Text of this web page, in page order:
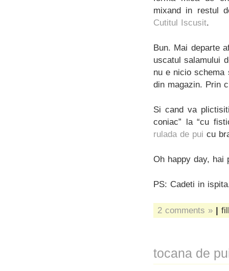
mixand in restul
Cutitul Iscusit.
Bun. Mai departe
uscatul salamului
nu e nicio
din magazin. Prin
Si cand va
coniac” la “cu
rulada de pui cu
Oh happy day, hai
PS: Cadeti in
2 comments » |
tocana de